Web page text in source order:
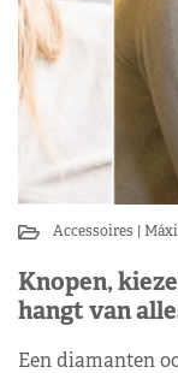
Accessoires
Knopen,
hangt van
Een diamanten